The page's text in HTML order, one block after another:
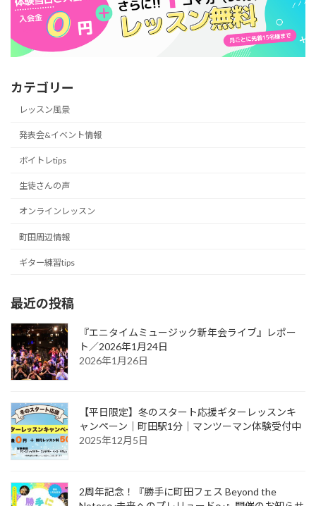
カテゴリー
レッスン風景
発表会&イベント情報
ボイトレtips
生徒さんの声
オンラインレッスン
町田周辺情報
ギター練習tips
最近の投稿
『エニタイムミュージック新年会ライブ』レポー
ト／2026年1月24日
2026年1月26日
【平日限定】冬のスタート応援ギターレッスンキ
ャンペーン｜町田駅1分｜マンツーマン体験受付中
2025年12月5日
2周年記念！『勝手に町田フェス Beyond the